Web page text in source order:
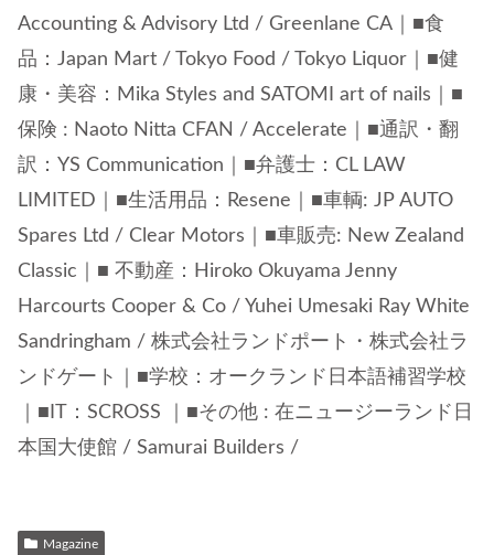
Accounting & Advisory Ltd / Greenlane CA｜■食
品：Japan Mart / Tokyo Food / Tokyo Liquor｜■健
康・美容：Mika Styles and SATOMI art of nails｜■
保険 : Naoto Nitta CFAN / Accelerate｜■通訳・翻
訳：YS Communication｜■弁護士：CL LAW
LIMITED｜■生活用品：Resene｜■車輌: JP AUTO
Spares Ltd / Clear Motors｜■車販売: New Zealand
Classic｜■ 不動産：Hiroko Okuyama Jenny
Harcourts Cooper & Co / Yuhei Umesaki Ray White
Sandringham / 株式会社ランドポート・株式会社ラ
ンドゲート｜■学校：オークランド日本語補習学校
｜■IT：SCROSS ｜■その他 : 在ニュージーランド日
本国大使館 / Samurai Builders /
Magazine